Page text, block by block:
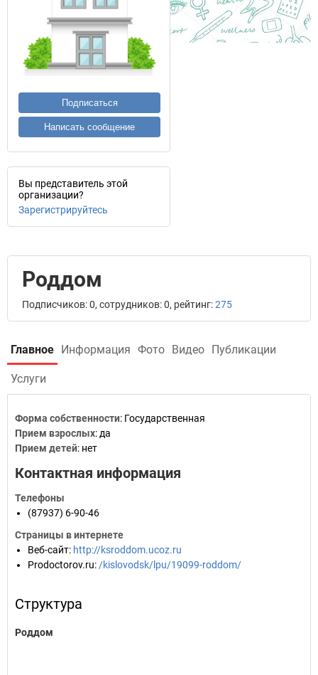
Подписаться
Написать сообщение
Вы представитель этой
организации?
Зарегистрируйтесь
Роддом
Подписчиков: 0, сотрудников: 0, рейтинг:275
Главное Информация Фото Видео Публикации
Услуги
Форма собственности: Государственная
Прием взрослых: да
Прием детей: нет
Контактная информация
Телефоны
(87937) 6-90-46
Страницы в интернете
Веб-сайт: http://ksroddom.ucoz.ru
Prodoctorov.ru: /kislovodsk/lpu/19099-roddom/
Структура
Роддом